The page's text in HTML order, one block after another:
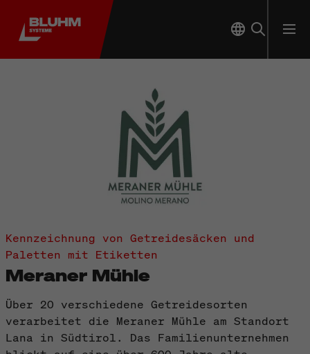
Kennzeichnung von Getreidesäcken und
Paletten mit Etiketten
Meraner Mühle
Über 20 verschiedene Getreidesorten
verarbeitet die Meraner Mühle am Standort
Lana in Südtirol. Das Familienunternehmen